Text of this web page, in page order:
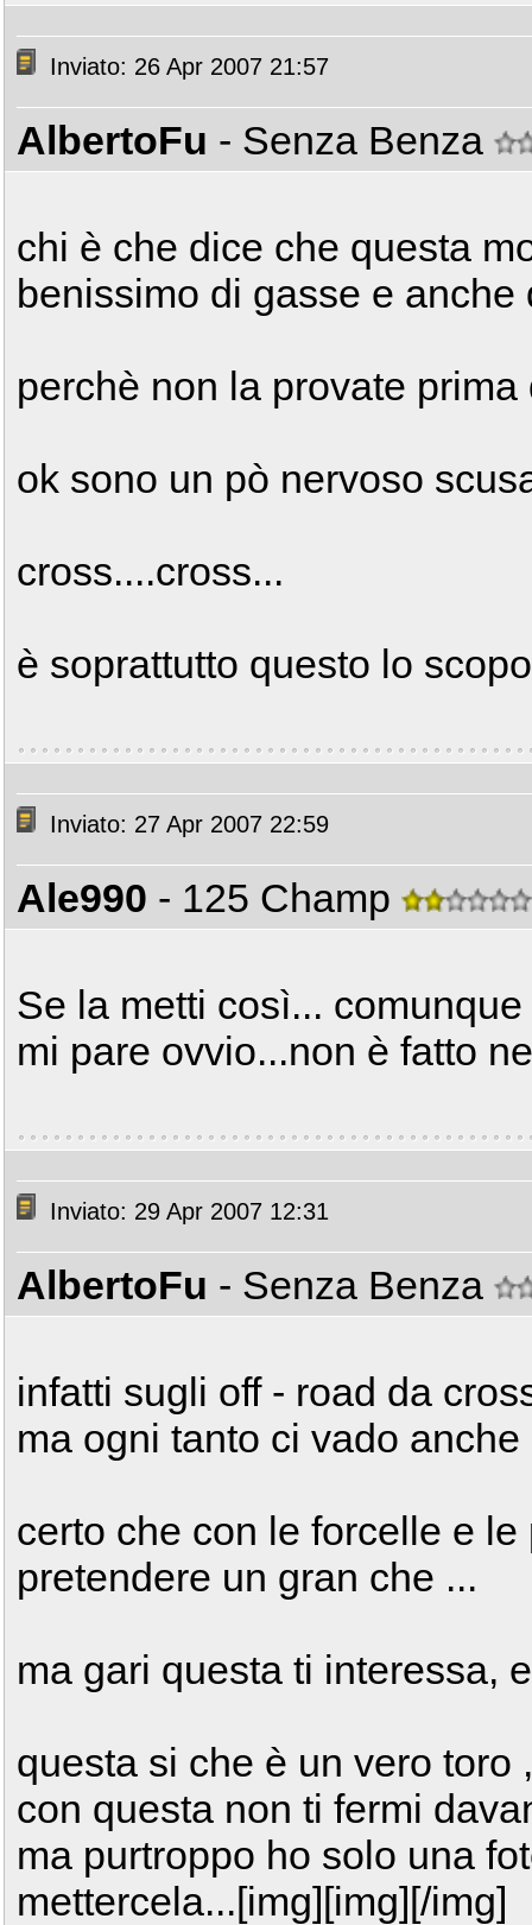
Inviato: 26 Apr 2007 21:57
AlbertoFu - Senza Benza
chi è che dice che questa
benissimo di gasse e
perchè non la provate
ok sono un pò nervoso
cross....cross...
è soprattutto questo lo
Inviato: 27 Apr 2007 22:59
Ale990 - 125 Champ
Se la metti così...
mi pare ovvio...non è fatto
Inviato: 29 Apr 2007 12:31
AlbertoFu - Senza Benza
infatti sugli off - road da
ma ogni tanto ci vado anche
certo che con le forcelle e
pretendere un gran che ...
ma gari questa ti interessa,
questa si che è un vero toro ,
con questa non ti fermi
ma purtroppo ho solo una
mettercela...[img][img][/img]